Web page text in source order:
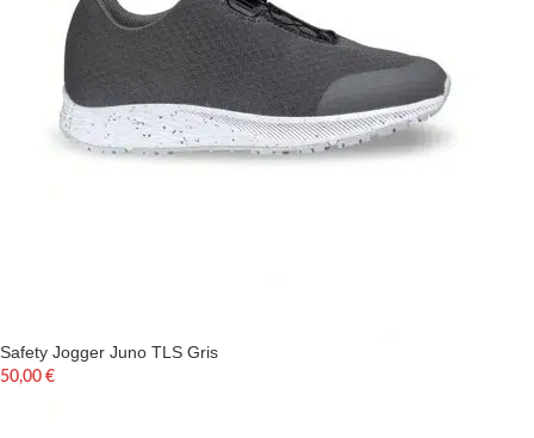
Safety Jogger Juno TLS Gris
50,00 €